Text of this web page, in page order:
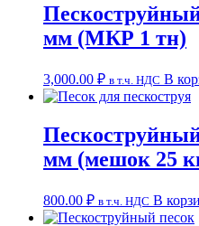
мм (МКР 1 тн)
3,000.00 ₽ в т.ч. НДС В
мм (мешок 25
800.00 ₽ в т.ч. НДС В